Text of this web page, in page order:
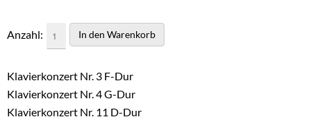
Anzahl:
Klavierkonzert Nr. 3 F-Dur
Klavierkonzert Nr. 4 G-Dur
Klavierkonzert Nr. 11 D-Dur